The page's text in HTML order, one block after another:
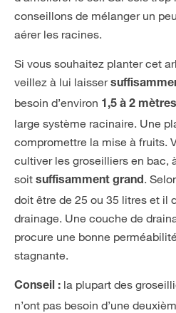
conseillons de mélanger un
aérer les racines.
Si vous souhaitez planter cet
veillez à lui laisser
besoin d’environ 1,5 à 2
large système racinaire. Une
compromettre la mise à fruits.
cultiver les groseilliers en bac,
soit suffisamment grand.
doit être de 25 ou 35 litres et il
drainage. Une couche de
procure une bonne
stagnante.
Conseil : la plupart des
n’ont pas besoin d’une